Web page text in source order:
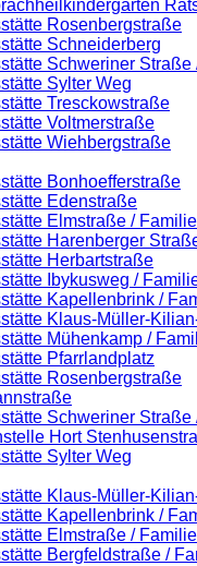
Rosenbergstraße
Schneiderberg
Schweriner
Sylter Weg
Tresckowstraße
Voltmerstraße
Wiehbergstraße
Bonhoefferstraße
Edenstraße
Elmstraße /
Harenberger
Herbartstraße
Ibykusweg /
Kapellenbrink /
Klaus-Müller-
Mühenkamp /
Pfarrlandplatz
Rosenbergstraße
Schweriner
Hort
Sylter Weg
Klaus-Müller-
Kapellenbrink /
Elmstraße /
Bergfeldstraße /